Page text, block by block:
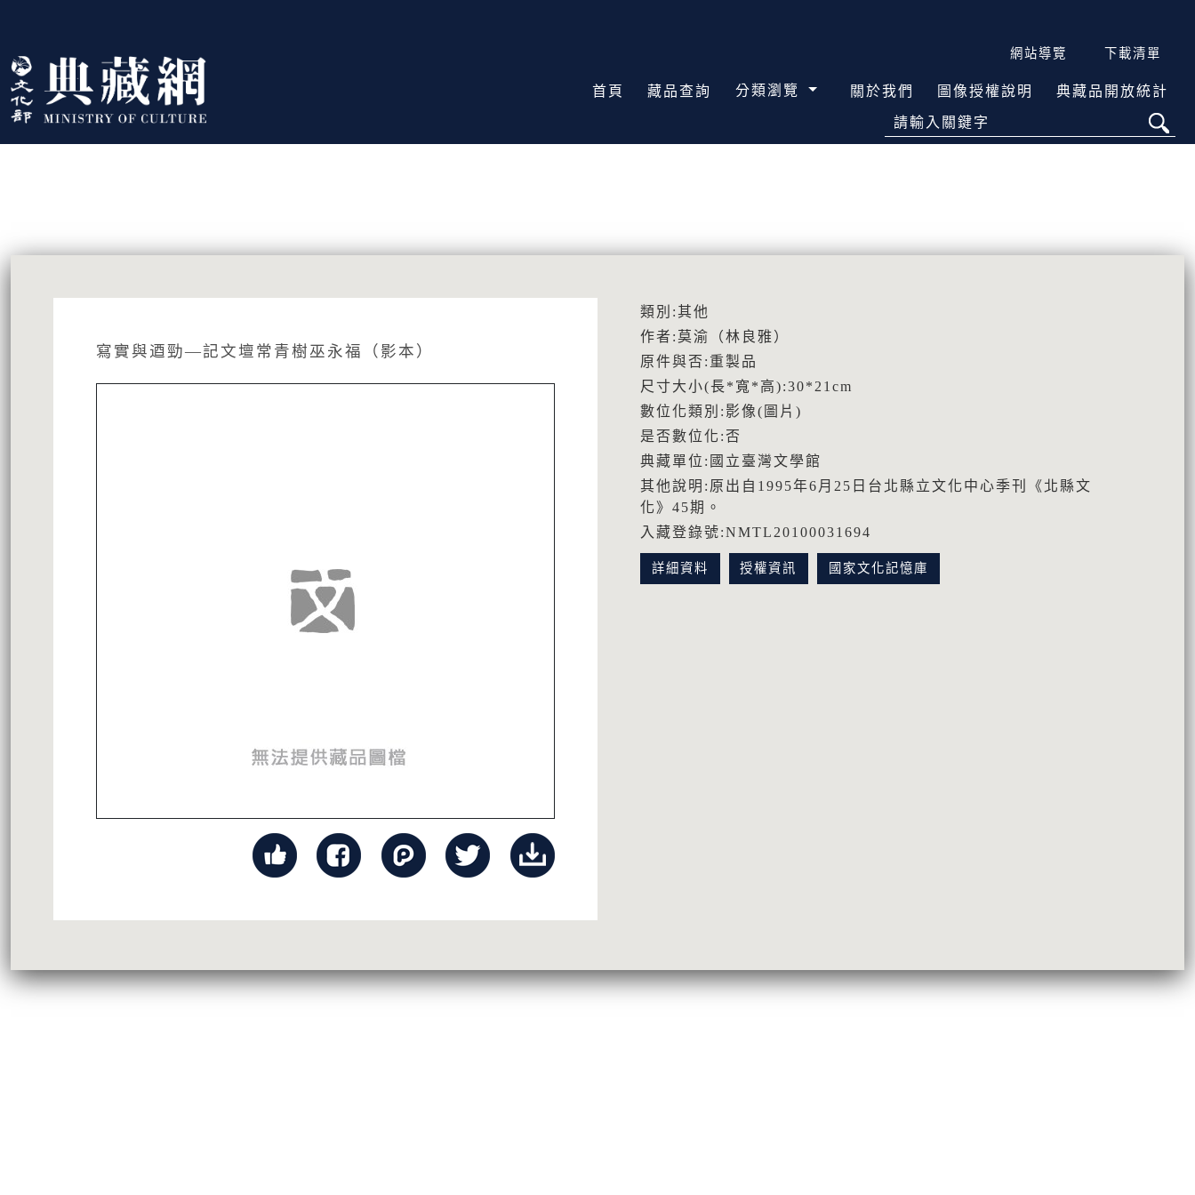
:::
網站導覽 下載清單
首頁 藏品查詢 分類瀏覽 關於我們 圖像授權說明 典藏品開放統計
請輸入關鍵字
寫實與逎勁—記文壇常青樹巫永福（影本）
類別:其他
作者:莫渝（林良雅）
原件與否:重製品
尺寸大小(長*寬*高):30*21cm
數位化類別:影像(圖片)
是否數位化:否
典藏單位:國立臺灣文學館
其他說明:原出自1995年6月25日台北縣立文化中心季刊《北縣文
化》45期。
入藏登錄號:NMTL20100031694
詳細資料 授權資訊 國家文化記憶庫